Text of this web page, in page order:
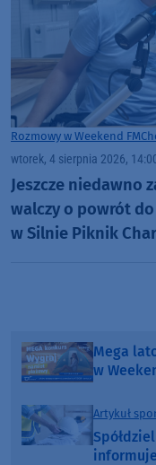
Rozmowy w Weekend FM
wtorek, 4 sierpnia 2026,
Jeszcze niedawno
walczy o powrót
w Silnie Piknik
Mega
w
Artykuł